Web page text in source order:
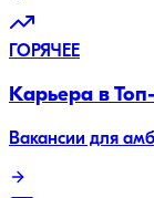
ГОРЯЧЕЕ
Карьера в
Вакансии для